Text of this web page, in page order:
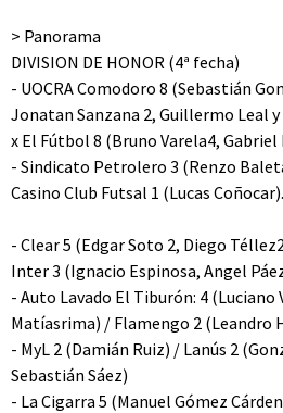
> Panorama
DIVISION DE HONOR (4ª fecha)
- UOCRA Comodoro 8 (Sebastián
Jonatan Sanzana 2, Guillermo Leal
x El Fútbol 8 (Bruno Varela4, Gabriel
- Sindicato Petrolero 3 (Renzo
Casino Club Futsal 1 (Lucas Coñocar).
- Clear 5 (Edgar Soto 2, Diego
Inter 3 (Ignacio Espinosa, Angel
- Auto Lavado El Tiburón: 4 (Luciano
Matíasrima) / Flamengo 2 (Leandro
- MyL 2 (Damián Ruiz) / Lanús 2
Sebastián Sáez)
- La Cigarra 5 (Manuel Gómez